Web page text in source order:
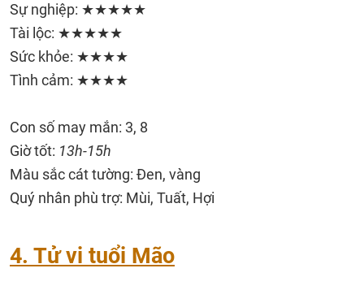
Sự nghiệp: ★★★★★
Tài lộc: ★★★★★
Sức khỏe: ★★★★
Tình cảm: ★★★★
Con số may mắn: 3, 8
Giờ tốt: 13h-15h
Màu sắc cát tường: Đen, vàng
Quý nhân phù trợ: Mùi, Tuất, Hợi
4. Tử vi tuổi Mão